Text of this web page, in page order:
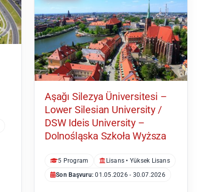
Aşağı Silezya Üniversitesi –
Lower Silesian University /
DSW Ideis University –
Dolnośląska Szkoła Wyższa
5 Program
Lisans • Yüksek Lisans
Son Başvuru: 01.05.2026 - 30.07.2026